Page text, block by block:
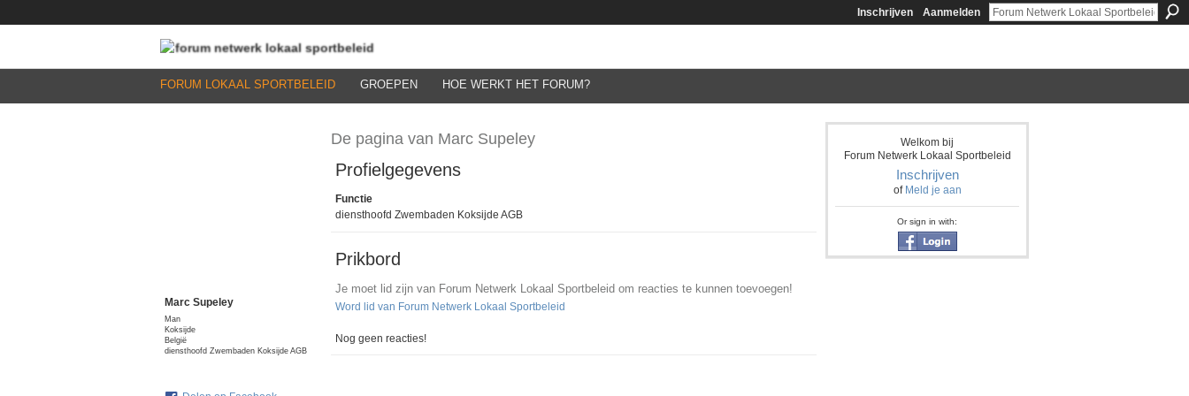
Inschrijven Aanmelden
FORUM LOKAAL SPORTBELEID GROEPEN HOE WERKT HET FORUM?
Marc Supeley
Man
Koksijde
België
diensthoofd Zwembaden Koksijde AGB
De pagina van Marc Supeley
Profielgegevens
Functie
diensthoofd Zwembaden Koksijde AGB
Prikbord
Je moet lid zijn van Forum Netwerk Lokaal Sportbeleid om reacties te kunnen toevoegen!
Word lid van Forum Netwerk Lokaal Sportbeleid
Nog geen reacties!
Welkom bij
Forum Netwerk Lokaal Sportbeleid
Inschrijven
of Meld je aan
Or sign in with: